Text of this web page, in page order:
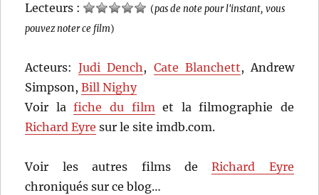
Lecteurs : (pas de note pour l'instant, vous
pouvez noter ce film)
Acteurs:Judi Dench, Cate Blanchett, Andrew
Simpson,Bill Nighy
Voir lafiche du filmet la filmographie de
Richard Eyre sur le site imdb.com.
Voir les autres films deRichard Eyre
chroniqués sur ce blog…